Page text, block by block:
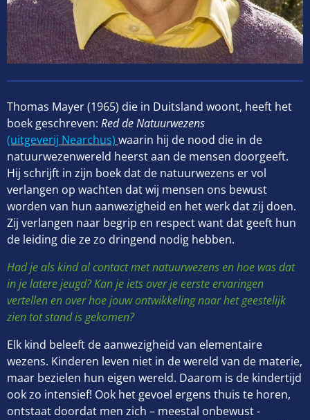
Thomas Mayer (1965) die in Duitsland woont, heeft het
boek geschreven: Red de Natuurwezens
(uitgeverij Nearchus) waarin hij de nood die in de
natuurwezenwereld heerst aan de mensen doorgeeft.
Hij schrijft in zijn boek dat de natuurwezens er vol
verlangen op wachten dat wij mensen ons bewust
worden van hun aanwezigheid en het werk dat zij doen.
Zij verlangen naar begrip en respect want dat geeft hun
de leiding die ze zo dringend nodig hebben.
Had je als kind al contact met natuurwezens en hoe was dat
in je latere jeugd? Kan je iets over je eerste ervaringen
vertellen en over hoe jouw ontwikkeling naar het geestelijk
zien tot stand is gekomen?
Elk kind beleeft de aanwezigheid van elementaire
wezens. Kinderen leven niet in de wereld van de materie,
maar bezielen hun eigen wereld. Daarom is de kindertijd
ook zo intensief! Ook het gevoel ergens thuis te horen,
ontstaat doordat men zich – meestal onbewust -